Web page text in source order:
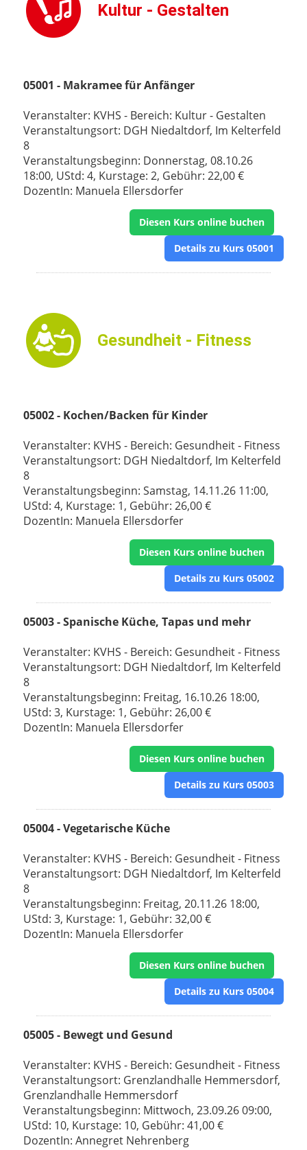
Kultur - Gestalten
05001 - Makramee für Anfänger
Veranstalter: KVHS - Bereich: Kultur - Gestalten
Veranstaltungsort: DGH Niedaltdorf, Im Kelterfeld
8
Veranstaltungsbeginn: Donnerstag, 08.10.26
18:00, UStd: 4, Kurstage: 2, Gebühr: 22,00 €
DozentIn: Manuela Ellersdorfer
Diesen Kurs online buchen
Details zu Kurs 05001
Gesundheit - Fitness
05002 - Kochen/Backen für Kinder
Veranstalter: KVHS - Bereich: Gesundheit - Fitness
Veranstaltungsort: DGH Niedaltdorf, Im Kelterfeld
8
Veranstaltungsbeginn: Samstag, 14.11.26 11:00,
UStd: 4, Kurstage: 1, Gebühr: 26,00 €
DozentIn: Manuela Ellersdorfer
Diesen Kurs online buchen
Details zu Kurs 05002
05003 - Spanische Küche, Tapas und mehr
Veranstalter: KVHS - Bereich: Gesundheit - Fitness
Veranstaltungsort: DGH Niedaltdorf, Im Kelterfeld
8
Veranstaltungsbeginn: Freitag, 16.10.26 18:00,
UStd: 3, Kurstage: 1, Gebühr: 26,00 €
DozentIn: Manuela Ellersdorfer
Diesen Kurs online buchen
Details zu Kurs 05003
05004 - Vegetarische Küche
Veranstalter: KVHS - Bereich: Gesundheit - Fitness
Veranstaltungsort: DGH Niedaltdorf, Im Kelterfeld
8
Veranstaltungsbeginn: Freitag, 20.11.26 18:00,
UStd: 3, Kurstage: 1, Gebühr: 32,00 €
DozentIn: Manuela Ellersdorfer
Diesen Kurs online buchen
Details zu Kurs 05004
05005 - Bewegt und Gesund
Veranstalter: KVHS - Bereich: Gesundheit - Fitness
Veranstaltungsort: Grenzlandhalle Hemmersdorf,
Grenzlandhalle Hemmersdorf
Veranstaltungsbeginn: Mittwoch, 23.09.26 09:00,
UStd: 10, Kurstage: 10, Gebühr: 41,00 €
DozentIn: Annegret Nehrenberg